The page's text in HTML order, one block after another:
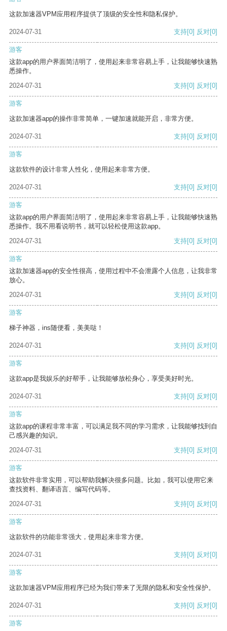
这款加速器VPM应用程序提供了顶级的安全性和隐私保护。
2024-07-31 支持[0] 反对[0]
游客
这款app的用户界面简洁明了，使用起来非常容易上手，让我能够快速熟
悉操作。
2024-07-31
支持[0] 反对[0]
游客
这款加速器app的操作非常简单，一键加速就能开启，非常方便。
2024-07-31 支持[0] 反对[0]
游客
这款软件的设计非常人性化，使用起来非常方便。
2024-07-31 支持[0] 反对[0]
游客
这款app的用户界面简洁明了，使用起来非常容易上手，让我能够快速熟
悉操作。我不用看说明书，就可以轻松使用这款app。
2024-07-31
支持[0] 反对[0]
游客
这款加速器app的安全性很高，使用过程中不会泄露个人信息，让我非常
放心。
2024-07-31
支持[0] 反对[0]
游客
梯子神器，ins随便看，美美哒！
2024-07-31 支持[0] 反对[0]
游客
这款app是我娱乐的好帮手，让我能够放松身心，享受美好时光。
2024-07-31 支持[0] 反对[0]
游客
这款app的课程非常丰富，可以满足我不同的学习需求，让我能够找到自
己感兴趣的知识。
2024-07-31
支持[0] 反对[0]
游客
这款软件非常实用，可以帮助我解决很多问题。比如，我可以使用它来
查找资料、翻译语言、编写代码等。
2024-07-31
支持[0] 反对[0]
游客
这款软件的功能非常强大，使用起来非常方便。
2024-07-31 支持[0] 反对[0]
游客
这款加速器VPM应用程序已经为我们带来了无限的隐私和安全性保护。
2024-07-31 支持[0] 反对[0]
游客